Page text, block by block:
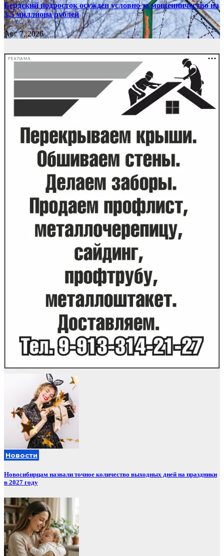
Бердский подросток осужден условно за мошенничество на
3,5 миллиона рублей
Авг 7, 2026
РЕКЛАМА
Новости
Новосибирцам назвали точное количество выходных дней на праздники
в 2027 году